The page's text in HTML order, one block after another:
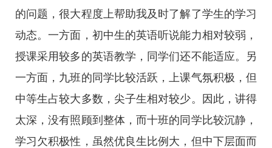
的问题，很大程度上帮助我及时了解了学生的学习
动态。一方面，初中生的英语听说能力相对较弱，
授课采用较多的英语教学，同学们还不能适应。另
一方面，九班的同学比较活跃，上课气氛积极，但
中等生占较大多数，尖子生相对较少。因此，讲得
太深，没有照顾到整体，而十班的同学比较沉静，
学习欠积极性，虽然优良生比例大，但中下层面而